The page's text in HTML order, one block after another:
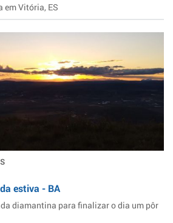
em Vitória, ES
estiva - BA
diamantina para finalizar o dia um pôr